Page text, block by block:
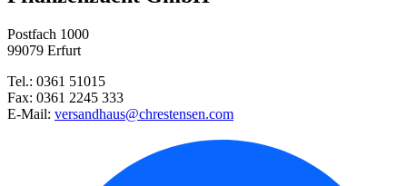
Stachelbeere Invicta (Busch)
Johannisbeere Weißer Versaille ...
Postfach 1000
99079 Erfurt
Tel.: 0361 51015
Fax: 0361 2245 333
E-Mail: versandhaus@chrestensen.com